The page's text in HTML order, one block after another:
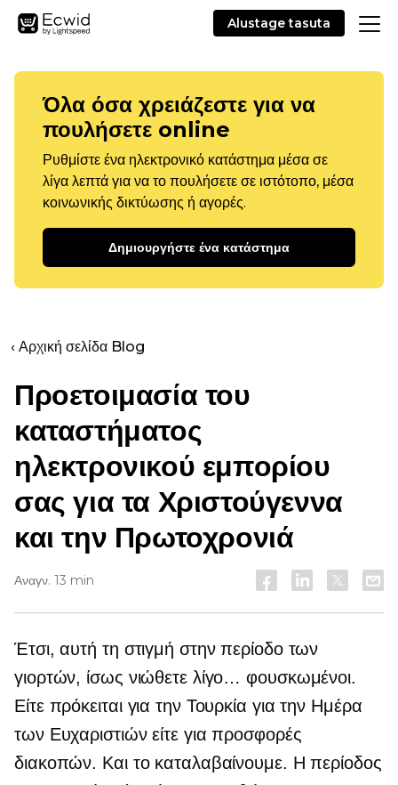
Alustage tasuta
Όλα όσα χρειάζεστε για να
πουλήσετε online
Ρυθμίστε ένα ηλεκτρονικό κατάστημα μέσα σε
λίγα λεπτά για να το πουλήσετε σε ιστότοπο, μέσα
κοινωνικής δικτύωσης ή αγορές.
Δημιουργήστε ένα κατάστημα
‹ Αρχική σελίδα Blog
Προετοιμασία του
καταστήματος
ηλεκτρονικού εμπορίου
σας για τα Χριστούγεννα
και την Πρωτοχρονιά
Αναγν. 13 min
Έτσι, αυτή τη στιγμή στην περίοδο των
γιορτών, ίσως νιώθετε λίγο… φουσκωμένοι.
Είτε πρόκειται για την Τουρκία για την Ημέρα
των Ευχαριστιών είτε για προσφορές
διακοπών. Και το καταλαβαίνουμε. Η περίοδος